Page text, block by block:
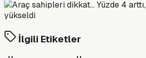
İlgili Etiketler